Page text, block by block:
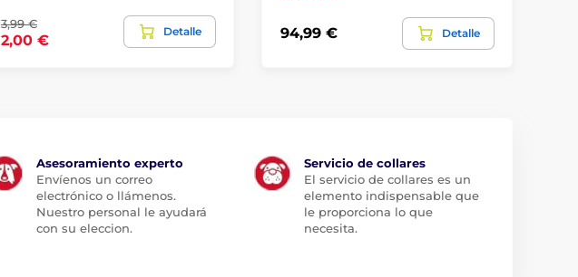
3,99 €
2,00 €
Detalle 94,99 € Detalle
Asesoramiento experto
Envíenos un correo
electrónico o llámenos.
Nuestro personal le ayudará
con su eleccion.
Servicio de collares
El servicio de collares es un
elemento indispensable que
le proporciona lo que
necesita.